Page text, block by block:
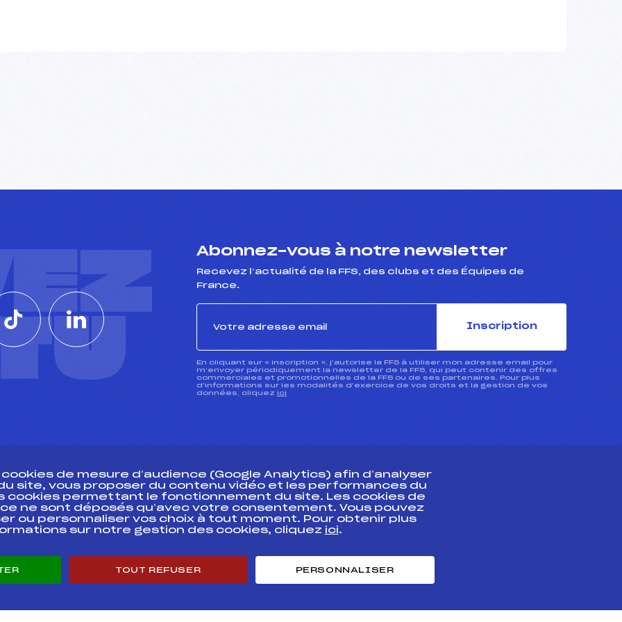
Abonnez-vous à notre newsletter
Recevez l’actualité de la FFS, des clubs et des Équipes de
France.
Inscription
En cliquant sur « inscription », j’autorise la FFS à utiliser mon adresse email pour
m’envoyer périodiquement la newsletter de la FFS, qui peut contenir des offres
commerciales et promotionnelles de la FFS ou de ses partenaires. Pour plus
d’informations sur les modalités d’exercice de vos droits et la gestion de vos
données, cliquez ici
Pass’Neige
Projet sportif fédéral
Pôle vie de l’athlète
Enseignement professionnel
de mesure d’audience (Google Analytics) afin d’analyser
site, vous proposer du contenu vidéo et les performances du
cookies permettant le fonctionnement du site. Les cookies de
ne sont déposés qu’avec votre consentement. Vous pouvez
ou personnaliser vos choix à tout moment. Pour obtenir plus
sur notre gestion des cookies, cliquez ici.
TOUT REFUSER PERSONNALISER